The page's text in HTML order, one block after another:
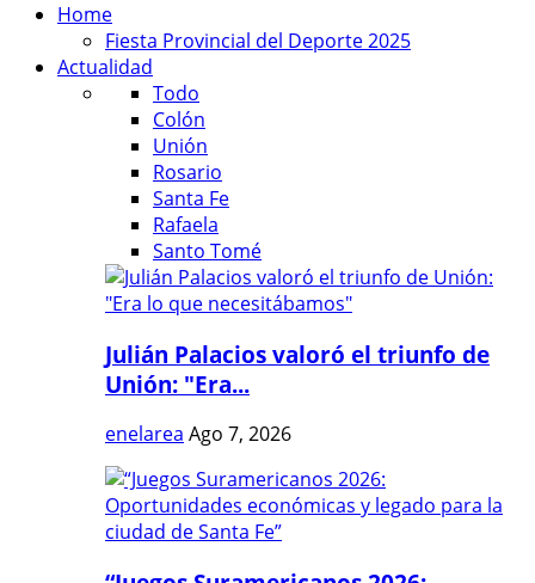
Home
Fiesta Provincial del Deporte 2025
Actualidad
Todo
Colón
Unión
Rosario
Santa Fe
Rafaela
Santo Tomé
Julián Palacios valoró el triunfo de
Unión: "Era...
enelarea Ago 7, 2026